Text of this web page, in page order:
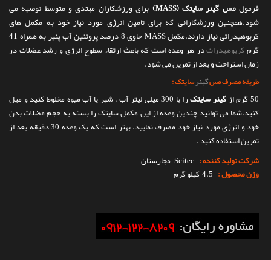
فرمولمس گینر سایتک (MASS
) برای ورزشکاران مبتدی و متوسط توصیه می
شود.همچنین ورزشکارانی که برای تامین انرژی مورد نیاز خود به مکمل های
کربوهیدراتی نیاز دارند.مکمل MASS حاوی 8 درصد پروتئین آب پنیر به همراه 41
گرمکربوهیدراتدر هر وعده است که باعث ارتقاء سطوح انرژی و رشد عضلات در
زمان استراحت و بعد از تمرین می شود.
طریقه مصرف مسگینرسایتک :
50 گرم از گینر سایتک
را با 300 میلی لیتر آب ، شیر یا آب میوه مخلوط کنید و میل
کنید.شما می توانید چندین وعده از این مکمل سایتک را بسته به حجم عضلات بدن
خود و انرژی مورد نیاز خود مصرف نمایید. بهتر است که یک وعده 30 دقیقه بعد از
تمرین استفاده کنید .
شرکت تولید کننده : Scitec مجارستان
وزن محصول : 4.5 کیلو گرم